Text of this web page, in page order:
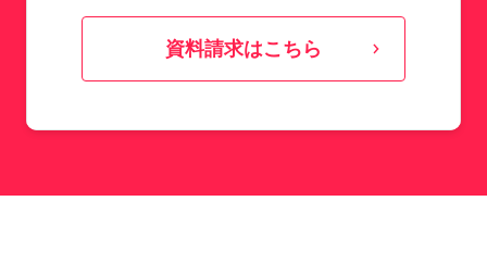
資料請求はこちら